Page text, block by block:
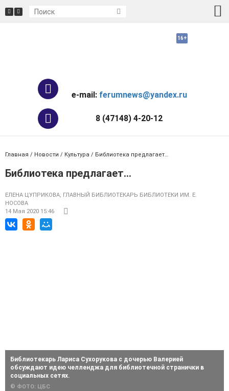
e-mail: ferumnews@yandex.ru
8 (47148) 4-20-12
Главная / Новости / Культура / Библиотека предлагает…
Библиотека предлагает…
ЕЛЕНА ЦУПРИКОВА, ГЛАВНЫЙ БИБЛИОТЕКАРЬ БИБЛИОТЕКИ ИМ. Е.
НОСОВА
14 Мая 2020 15:46
Библиотекарь Лариса Сухорукова с дочерью Валерией
обсуждают идею челленджа для библиотечной странички в
социальных сетях.
© ФОТО: ЦБС